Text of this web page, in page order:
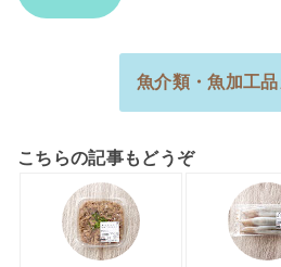
魚介類・魚加工品
こちらの記事もどうぞ